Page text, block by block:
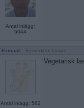
Antal inlägg:
5044
EzmaaL - Ej medlem längre
Antal inlägg: 562
Vegetarisk